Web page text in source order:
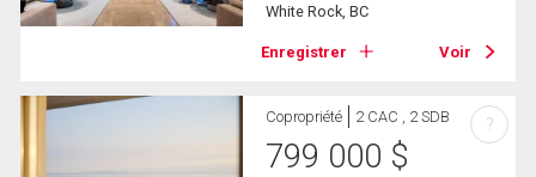
White Rock, BC
Enregistrer Voir
Copropriété 2 CAC , 2 SDB
799 000 $
?